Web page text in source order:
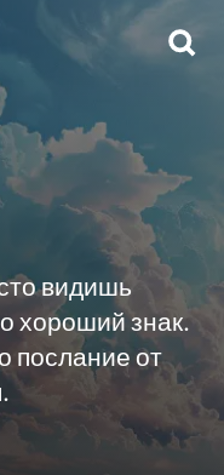
видишь
хороший знак.
послание от